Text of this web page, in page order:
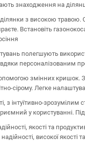
знаходження на
з високою
Встановіть
полегшують
персоналізованим
змінних кришок.
сірому. Легке
з інтуїтивно-
у користуванні.
якості та
високої якості